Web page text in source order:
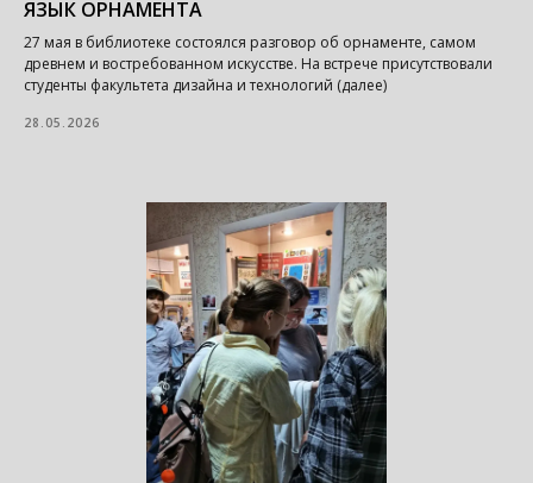
ЯЗЫК ОРНАМЕНТА
27 мая в библиотеке состоялся разговор об орнаменте, самом
древнем и востребованном искусстве. На встрече присутствовали
студенты факультета дизайна и технологий (далее)
28.05.2026